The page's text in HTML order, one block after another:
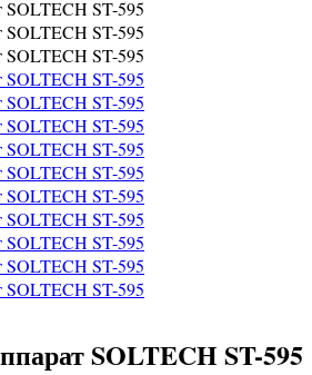
SOLTECH ST-595